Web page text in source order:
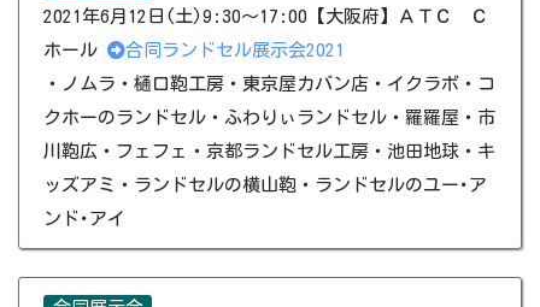
2021年6月12日(土)9:30～17:00【大阪府】ＡＴＣ Ｃ
ホール
合同ランドセル展示会2021
・ノムラ・樋口鞄工房・東京屋カバン店・イクラボ・コ
クホーのランドセル・ふわりぃランドセル・羅羅屋・市
川鞄広・フェフェ・京都ランドセル工房・​池田地球・キ
ッズアミ​・ランドセルの横山鞄・ランドセルのユー･ア
ンド･アイ